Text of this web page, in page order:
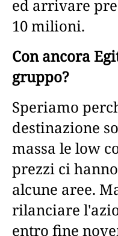
ed arrivare
10 milioni.
Con ancora
gruppo?
Speriamo
destinazione
massa le low
prezzi ci
alcune aree.
rilanciare
entro fine